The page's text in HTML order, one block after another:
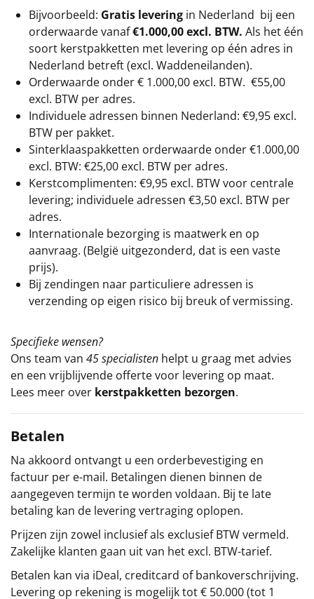
Bijvoorbeeld: Gratis levering in Nederland bij een
orderwaarde vanaf€1.000,00 excl. BTW. Als het één
soort kerstpakketten met levering op één adres in
Nederland betreft (excl. Waddeneilanden).
Orderwaarde onder € 1.000,00 excl. BTW. €55,00
excl. BTW per adres.
Individuele adressen binnen Nederland: €9,95 excl.
BTW per pakket.
Sinterklaaspakketten orderwaarde onder €1.000,00
excl. BTW: €25,00 excl. BTW per adres.
Kerstcomplimenten: €9,95 excl. BTW voor centrale
levering; individuele adressen €3,50 excl. BTW per
adres.
Internationale bezorging is maatwerk en op
aanvraag. (België uitgezonderd, dat is een vaste
prijs).
Bij zendingen naar particuliere adressen is
verzending op eigen risico bij breuk of vermissing.
Specifieke wensen?
Ons team van 45 specialisten helpt u graag met advies
en een vrijblijvende offerte voor levering op maat.
Lees meer over kerstpakketten bezorgen.
Betalen
Na akkoord ontvangt u een orderbevestiging en
factuur per e-mail. Betalingen dienen binnen de
aangegeven termijn te worden voldaan. Bij te late
betaling kan de levering vertraging oplopen.
Prijzen zijn zowel inclusief als exclusief BTW vermeld.
Zakelijke klanten gaan uit van het excl. BTW-tarief.
Betalen kan via iDeal, creditcard of bankoverschrijving.
Levering op rekening is mogelijk tot € 50.000 (tot 1